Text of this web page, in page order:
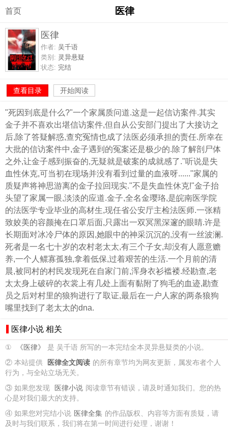
首页 医律
医律
作者: 吴千语
类别: 灵异悬疑
状态: 完结
查看目录 开始阅读
"死因到底是什么?"一个家属质问道.这是一起信访案件.其实
金子并不喜欢出堪信访案件,但自从公安部门提出了大接访之
后,除了答疑解惑,查究冤情也成了法医必须承担的责任.所幸在
大批的信访案件中,金子遇到的冤案还是极少的.除了解剖尸体
之外,让金子感到振奋的,无疑就是破案的成就感了."听说是失
血性休克,可当初在现场并没有看到过量的血液呀......"家属的
质疑声将神思游离的金子拉回现实."不是失血性休克!"金子抬
头望了家属一眼,淡淡的应道.金子,全名金璎珞,是皖南医学院
的法医学专业毕业的高材生,现任省公安厅主检法医师.一张精
致姣美的容颜掩在口罩后面,只露出一双冥黑深邃的眼睛.许是
长期面对冰冷尸体的原因,她眼中的神采沉沉的,没有一丝波澜.
死者是一名七十岁的农村老太太,有三个子女,却没有人愿意赡
养,一个人鳏寡孤独,拿着低保,过着艰苦的生活.一个月前的清
晨,被同村的村民发现死在自家门前,浑身衣衫褴褛.经勘查,老
太太身上破碎的衣裳上有几处上面有黏附了狗毛的血迹,勘查
员之后对村里的狼狗进行了取证,最后在一户人家的两条狼狗
嘴里找到了老太太的dna.
医律小说 相关
① 《医律》
是 吴千语 所写的一本完结全本灵异悬疑类的小说。
② 本站提供
医律全文阅读 的所有章节均为网友更新，属发布者个人
行为，与全站立场无关。
③ 如果您发现
医律小说 阅读章节有错误，请及时通知我们。您的热
心是对我们最大的支持。
④ 如果您对完结小说 医律全集 的作品版权、内容等方面有质疑，请
及时与我们联系，我们将在第一时间进行处理，谢谢！